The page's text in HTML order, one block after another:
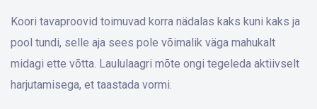
Koori tavaproovid toimuvad korra nädalas kaks kuni kaks ja
pool tundi, selle aja sees pole võimalik väga mahukalt
midagi ette võtta. Laululaagri mõte ongi tegeleda aktiivselt
harjutamisega, et taastada vormi.